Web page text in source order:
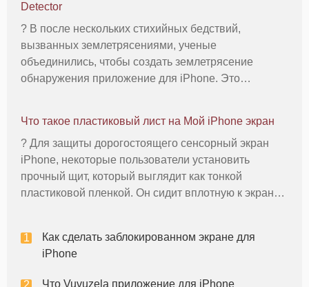
Detector
? В после нескольких стихийных бедствий,
вызванных землетрясениями, ученые
объединились, чтобы создать землетрясение
обнаружения приложение для iPhone. Это
iPhone, известный как акселерометр. Этот прибор
измер
Что такое пластиковый лист на Мой iPhone экран
? Для защиты дорогостоящего сенсорный экран
iPhone, некоторые пользователи установить
прочный щит, который выглядит как тонкой
пластиковой пленкой. Он сидит вплотную к экрану,
защитный чехол, который покрывает края.
Как сделать заблокированном экране для
iPhone
Что Vuvuzela приложение для iPhone